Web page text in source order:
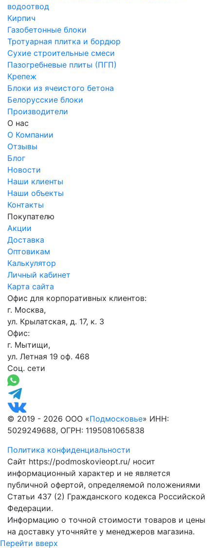
водоотвод
Кирпич
Газобетонные блоки
Тротуарная плитка и бордюр
Сухие строительные смеси
Пазогребневые плиты (ПГП)
Крепеж
Блоки из ячеистого бетона
Белорусские блоки
Производители
О нас
О Компании
Отзывы
Блог
Новости
Наши клиенты
Наши объекты
Контакты
Покупателю
Акции
Доставка
Оптовикам
Калькулятор
Личный кабинет
Карта сайта
Офис для корпоративных клиентов:
г. Москва,
ул. Крылатская, д. 17, к. 3
Офис:
г. Мытищи,
ул. Летная 19 оф. 468
Соц. сети
© 2019 - 2026 ООО «Подмосковье» ИНН:
5029249688, ОГРН: 1195081065838
Политика конфиденциальности
Сайт https://podmoskovieopt.ru/ носит
информационный характер и не является
публичной офертой, определяемой положениями
Статьи 437 (2) Гражданского кодекса Российской
Федерации.
Информацию о точной стоимости товаров и цены
на доставку уточняйте у менеджеров магазина.
Перейти вверх